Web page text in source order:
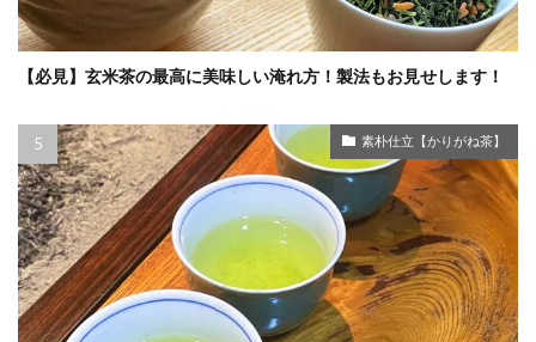
【必見】玄米茶の最高に美味しい淹れ方！製法もお見せします！
素朴仕立【かりがね茶】